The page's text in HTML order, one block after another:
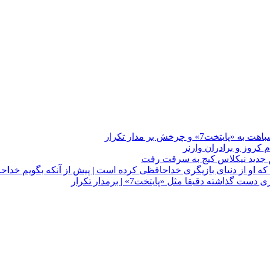
چرخش بر مدار تکرار
از دنیای بازیگری خداحافظی کرده است | پیش از آنکه بگویم
دقیقا مثل «پایتخت7» | برمدار تکرار